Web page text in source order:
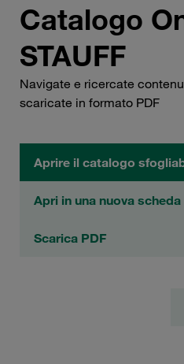
Catalogo
STAUFF
Navigate e ricercate
scaricate in formato PDF
Aprire il catalogo
Apri in una nuova scheda
Scarica PDF